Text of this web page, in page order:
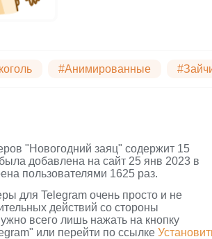
#Анимированные
"Новогодний заяц" содержит 15
добавлена на сайт 25 янв 2023 в
пользователями 1625 раз.
для Telegram очень просто и не
действий со стороны
всего лишь нажать на кнопку
или перейти по ссылке